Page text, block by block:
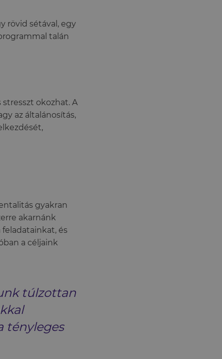
rövid sétával, egy
talán
okozhat. A
az általánosítás,
gyakran
akarnánk
és
a céljaink
túlzottan
tényleges